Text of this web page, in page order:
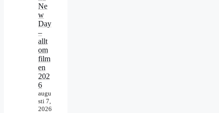
Ne
w
Day
–
allt
om
film
en
202
6
augu
sti 7,
2026